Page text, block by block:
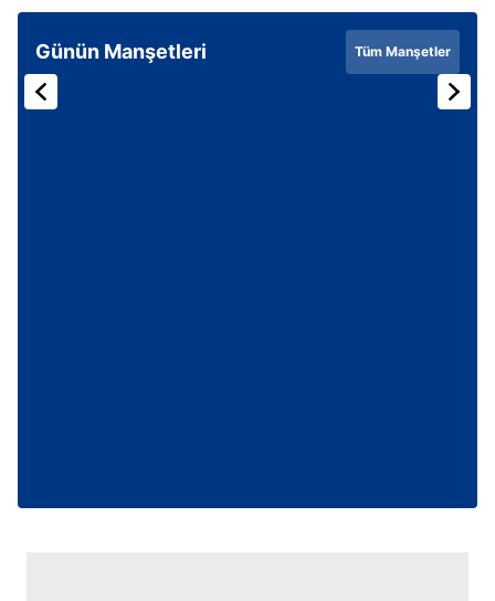
Günün Manşetleri Tüm Manşetler